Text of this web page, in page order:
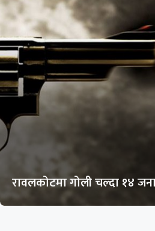
रावलकोटमा गोली चल्दा १४